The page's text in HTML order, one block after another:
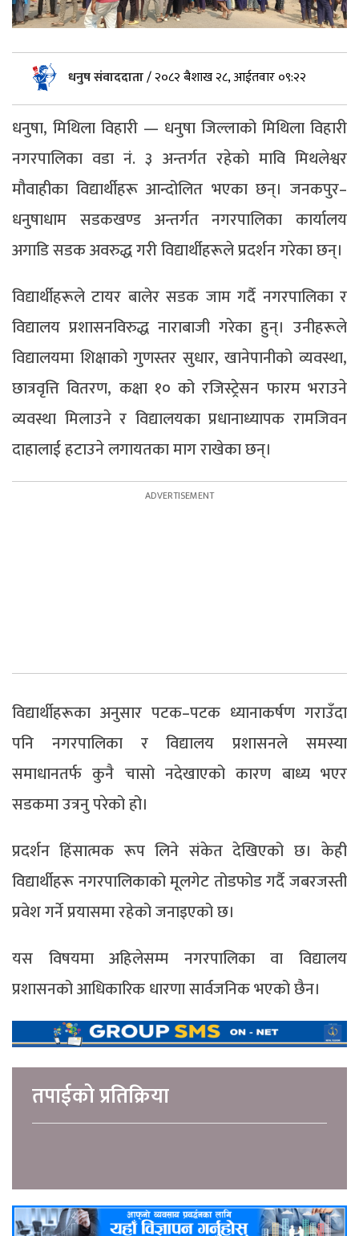
धनुष संवाददाता/२०८२ बैशाख २८, आईतवार ०९:२२
धनुषा, मिथिला विहारी — धनुषा जिल्लाको मिथिला विहारी
नगरपालिका वडा नं. ३ अन्तर्गत रहेको मावि मिथलेश्वर
मौवाहीका विद्यार्थीहरू आन्दोलित भएका छन्। जनकपुर–
धनुषाधाम सडकखण्ड अन्तर्गत नगरपालिका कार्यालय
अगाडि सडक अवरुद्ध गरी विद्यार्थीहरूले प्रदर्शन गरेका छन्।
विद्यार्थीहरूले टायर बालेर सडक जाम गर्दै नगरपालिका र
विद्यालय प्रशासनविरुद्ध नाराबाजी गरेका हुन्। उनीहरूले
विद्यालयमा शिक्षाको गुणस्तर सुधार, खानेपानीको व्यवस्था,
छात्रवृत्ति वितरण, कक्षा १० को रजिस्ट्रेसन फारम भराउने
व्यवस्था मिलाउने र विद्यालयका प्रधानाध्यापक रामजिवन
दाहालाई हटाउने लगायतका माग राखेका छन्।
विद्यार्थीहरूका अनुसार पटक–पटक ध्यानाकर्षण गराउँदा
पनि नगरपालिका र विद्यालय प्रशासनले समस्या
समाधानतर्फ कुनै चासो नदेखाएको कारण बाध्य भएर
सडकमा उत्रनु परेको हो।
प्रदर्शन हिंसात्मक रूप लिने संकेत देखिएको छ। केही
विद्यार्थीहरू नगरपालिकाको मूलगेट तोडफोड गर्दै जबरजस्ती
प्रवेश गर्ने प्रयासमा रहेको जनाइएको छ।
यस विषयमा अहिलेसम्म नगरपालिका वा विद्यालय
प्रशासनको आधिकारिक धारणा सार्वजनिक भएको छैन।
तपाईको प्रतिक्रिया